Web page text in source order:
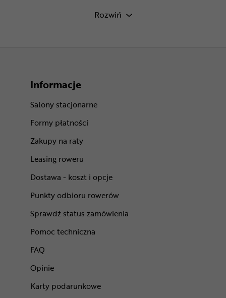
Rozwiń
Informacje
Salony stacjonarne
Formy płatności
Zakupy na raty
Leasing roweru
Dostawa - koszt i opcje
Punkty odbioru rowerów
Sprawdź status zamówienia
Pomoc techniczna
FAQ
Opinie
Karty podarunkowe